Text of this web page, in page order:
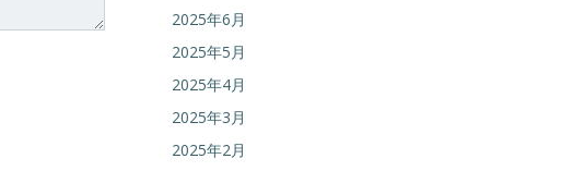
2025年6月
2025年5月
2025年4月
2025年3月
2025年2月